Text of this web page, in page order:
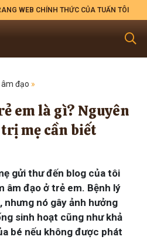
WEB CHÍNH THỨC CỦA TUẤN TÔI
đạo »
em là gì? Nguyên
mẹ cần biết
gửi thư đến blog của tôi
âm đạo ở trẻ em. Bệnh lý
nhưng nó gây ảnh hưởng
sinh hoạt cũng như khả
bé nếu không được phát